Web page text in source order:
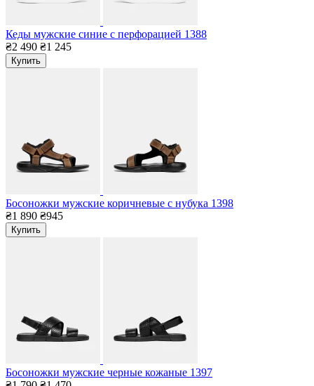
Кеды мужские синие с перфорацией 1388
₴2 490 ₴1 245
Купить
Босоножки мужские коричневые с нубука 1398
₴1 890 ₴945
Купить
Босоножки мужские черные кожаные 1397